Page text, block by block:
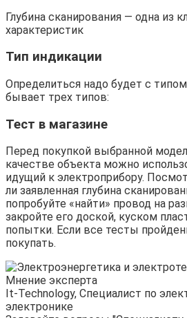
Глубина сканирования — одна из
характеристик
Тип индикации
Определиться надо будет с
бывает трех типов:
Тест в магазине
Перед покупкой выбранной
качестве объекта можно
идущий к электроприбору.
ли заявленная глубина
попробуйте «найти» провод на
закройте его доской, куском
попытки. Если все тесты
покупать.
Мнение эксперта
It-Technology, Cпециалист по
электронике